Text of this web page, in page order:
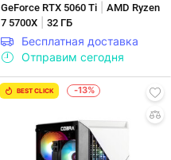
GeForce RTX 5060 Ti
AMD Ryzen
7 5700X
32 ГБ
Бесплатная доставка
Отправим сегодня
BEST CLICK -13%